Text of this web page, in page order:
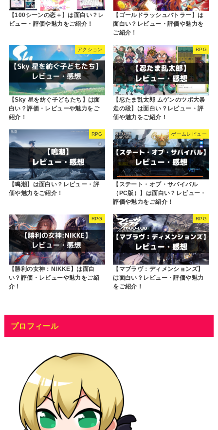
【100シーンの恋＋】は面白い？レ
ビュー・評価や魅力をご紹介！
【ゴールドラッシュバトラー】は
面白い？レビュー・評価や魅力を
ご紹介！
アクション
【Sky 星を紡ぐ子どもたち】は面
白い？評価・レビューや魅力をご
紹介！
RPG
【忍たま乱太郎 ムゲンのツボ大暴
走の段】は面白い？レビュー・評
価や魅力をご紹介！
RPG
【鳴潮】は面白い？レビュー・評
価や魅力をご紹介！
ゲームレビュー
【ステート・オブ・サバイバル
（PC版）】は面白い？レビュー・
評価や魅力をご紹介！
RPG
【勝利の女神：NIKKE】は面白
い？評価・レビューや魅力をご紹
介！
RPG
【マブラヴ：ディメンションズ】
は面白い？レビュー・評価や魅力
をご紹介！
プロフィール